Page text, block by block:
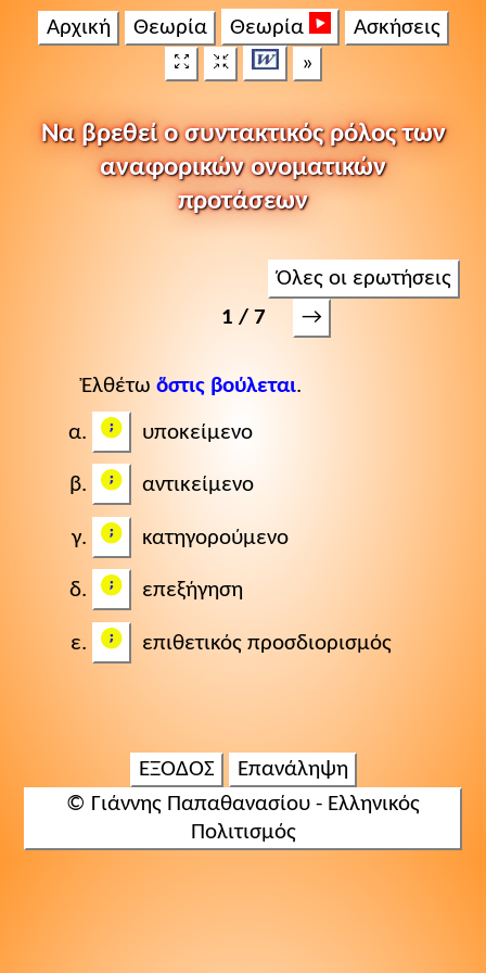
Αρχική Θεωρία Θεωρία
Ασκήσεις
»
Να βρεθεί ο συντακτικός ρόλος των
αναφορικών ονοματικών
προτάσεων
Όλες οι ερωτήσεις
1 / 7
→
Ἐλθέτω ὅστις βούλεται.
υποκείμενο
αντικείμενο
κατηγορούμενο
επεξήγηση
επιθετικός προσδιορισμός
ΕΞΟΔΟΣ
Επανάληψη
© Γιάννης Παπαθανασίου - Ελληνικός
Πολιτισμός